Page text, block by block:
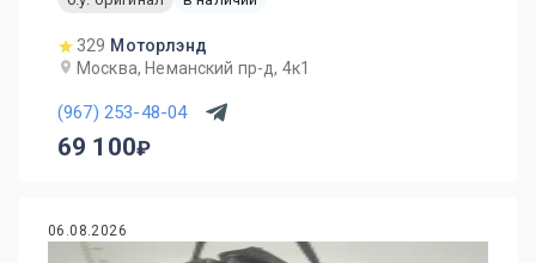
329 Моторлэнд
Москва, Неманский пр-д, 4к1
(967) 253-48-04
69 100
06.08.2026